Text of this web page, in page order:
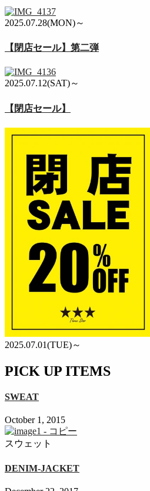
2025.07.28(MON)～
【閉店セール】第二弾
2025.07.12(SAT)～
【閉店セール】
2025.07.01(TUE)～
PICK UP ITEMS
SWEAT
October 1, 2015
スウェット
DENIM-JACKET